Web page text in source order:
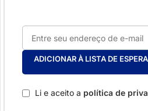
ADICIONAR À LISTA DE ESPERA
Li e aceito a política de